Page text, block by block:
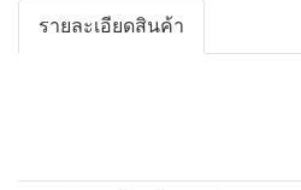
รายละเอียดสินค้า